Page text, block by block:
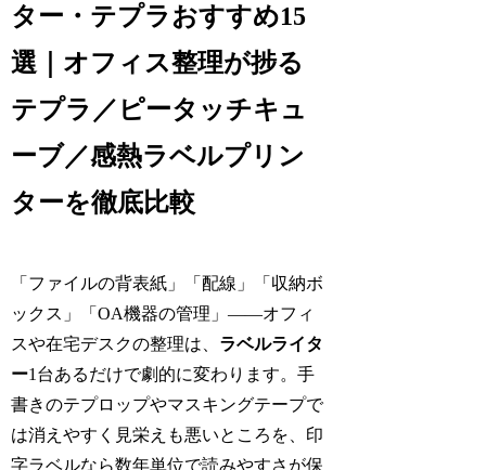
ター・テプラおすすめ15
選｜オフィス整理が捗る
テプラ／ピータッチキュ
ーブ／感熱ラベルプリン
ターを徹底比較
「ファイルの背表紙」「配線」「収納ボ
ックス」「OA機器の管理」——オフィ
スや在宅デスクの整理は、 ラベルライタ
ー1台あるだけで劇的に変わります。手
書きのテプロップやマスキングテープで
は消えやすく見栄えも悪いところを、印
字ラベルなら数年単位で読みやすさが保